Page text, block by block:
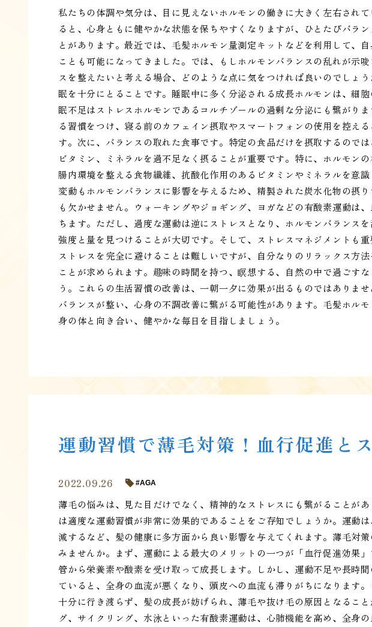
私たちの体調や気分は、目に見えないホルモンの働きに大きく左右され
ると、心身ともに健やかな状態を保ちやすくなりますが、ひとたびバラ
とがあります。最近では、毛髪ホルモン量測定キットなどを利用して、
ことも可能になってきました。では、もしホルモンバランスの乱れが示
スを整えたいと考える場合、どのような点に気をつければ良いのでしょ
眠を十分にとることです。睡眠中に多く分泌される成長ホルモンは、細
眠不足はストレスホルモンであるコルチゾールの過剰な分泌にも繋がり
る習慣をつけ、寝る前のカフェイン摂取やスマートフォンの使用を控え
す。次に、バランスの取れた食事です。特定の食品だけを摂取するので
ビタミン、ミネラルを過不足なく摂ることが重要です。特に、ホルモン
腸内環境を整える食物繊維、抗酸化作用のあるビタミンやミネラルを意
変動もホルモンバランスに影響を与えるため、精製された炭水化物の摂
も欠かせません。ウォーキングやジョギング、ヨガなどの有酸素運動は
ちます。ただし、過度な運動は逆にストレスとなり、ホルモンバランス
強度と量を見つけることが大切です。そして、ストレスマネジメントも
ストレスを完全に避けることは難しいですが、自分なりのリラックス方
ことが求められます。趣味の時間を持つ、瞑想する、自然の中で過ごす
う。これらの生活習慣の改善は、一朝一夕に効果が出るものではありま
バランスが整い、心身の不調改善に繋がる可能性があります。毛髪ホル
身の体と向き合い、健やかな毎日を目指しましょう。
運動習慣で薄毛対策！血行促進と
2022.09.26 AGA
薄毛の悩みは、見た目だけでなく、精神的なストレスにも繋がることが
は適度な運動習慣が非常に効果的であることをご存知でしょうか。運動
減するなど、髪の健康に多方面から良い影響を与えてくれます。薄毛対
みませんか。まず、運動による最大のメリットの一つが「血行促進効果
管から栄養素や酸素を受け取って成長します。しかし、運動不足や長時
ていると、全身の血流が悪くなり、頭皮への血流も滞りがちになります
十分に行き渡らず、髪の成長が妨げられ、薄毛や抜け毛の原因となるこ
グ、サイクリング、水泳といった有酸素運動は、心肺機能を高め、全身